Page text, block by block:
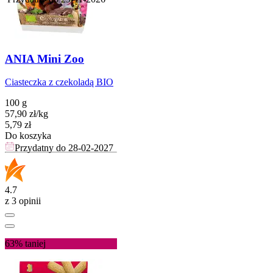
ANIA Mini Zoo
Ciasteczka z czekoladą BIO
100 g
57,90 zł/kg
Cena
5,79 zł
Do koszyka
Przydatny do 28-02-2027
4.7
z 3 opinii
63% taniej